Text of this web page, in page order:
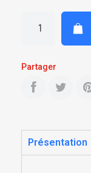
Partager
Présentation